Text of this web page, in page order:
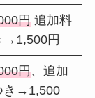
円追加料
→1,500円
円、追加
き→1,500